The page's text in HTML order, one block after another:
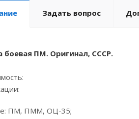
Задать вопрос
боевая ПМ. Оригинал, СССР.
ПМ, ПММ, ОЦ-35;